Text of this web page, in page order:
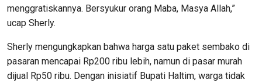
menggratiskannya. Bersyukur orang Maba, Masya Allah,”
ucap Sherly.
Sherly mengungkapkan bahwa harga satu paket sembako di
pasaran mencapai Rp200 ribu lebih, namun di pasar murah
dijual Rp50 ribu. Dengan inisiatif Bupati Haltim, warga tidak